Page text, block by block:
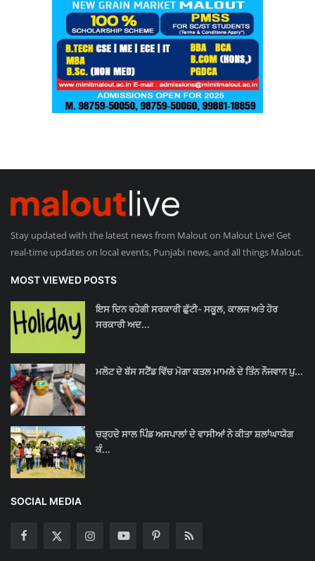
Stay updated with the latest news from Malout on Malout Live! Get
real-time updates on local events, Punjabi news, and all things Malout.
MOST VIEWED POSTS
ਇਸ ਦਿਨ ਰਹੇਗੀ ਸਰਕਾਰੀ ਛੁੱਟੀ- ਸਕੂਲ, ਕਾਲਜ ਅਤੇ ਹੋਰ
ਸਰਕਾਰੀ ਅਦ...
ਮਲੋਟ ਦੇ ਬੱਸ ਸਟੈਂਡ ਵਿੱਚ ਮੋਗਾ ਕਤਲ ਮਾਮਲੇ ਦੇ ਤਿੰਨ ਨੌਜਵਾਨ ਪੁ...
ਚੜ੍ਹਦੇ ਸਾਲ ਪਿੰਡ ਅਸਪਾਲਾਂ ਦੇ ਵਾਸੀਆਂ ਨੇ ਕੀਤਾ ਸ਼ਲਾਂਘਾਯੋਗ
ਕੰ...
SOCIAL MEDIA